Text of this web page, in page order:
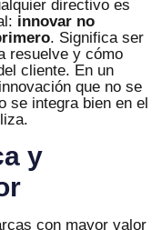
directivo es
innovar no
. Significa ser
resuelve y cómo
cliente. En un
que no se
se integra bien en el
y
con mayor valor